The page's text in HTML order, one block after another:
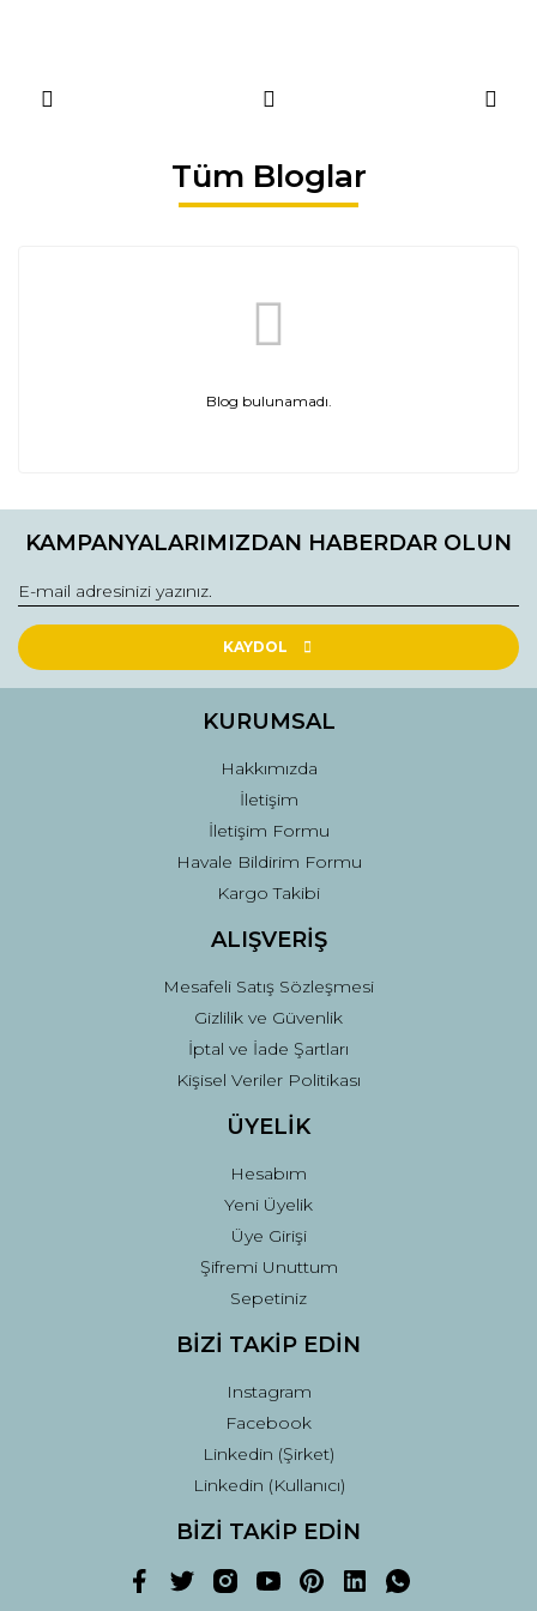
Tüm Bloglar
Blog bulunamadı.
KAMPANYALARIMIZDAN HABERDAR OLUN
KAYDOL
KURUMSAL
Hakkımızda
İletişim
İletişim Formu
Havale Bildirim Formu
Kargo Takibi
ALIŞVERİŞ
Mesafeli Satış Sözleşmesi
Gizlilik ve Güvenlik
İptal ve İade Şartları
Kişisel Veriler Politikası
ÜYELİK
Hesabım
Yeni Üyelik
Üye Girişi
Şifremi Unuttum
Sepetiniz
BİZİ TAKİP EDİN
Instagram
Facebook
Linkedin (Şirket)
Linkedin (Kullanıcı)
BİZİ TAKİP EDİN